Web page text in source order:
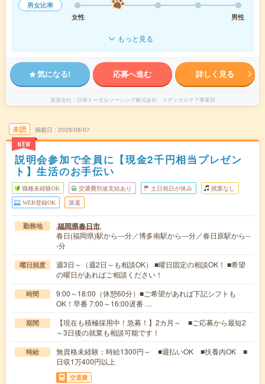
男女比率
女性
男性
もっと見る
気になる! 応募へ進む 詳しく見る
派遣会社 日研トータルソーシング株式会社 メディカルケア事業部
未読
NEW
掲載日 2026/08/07
説明会参加で全員に【現金2千円相当プレゼン
ト】生活のお手伝い
職種未経験OK 交通費別途支給あり 土日祝日が休み 残業なし
WEB登録OK 派遣
勤務地 福岡県春日市
春日(福岡県)駅から---分／博多南駅から---分／春日原駅から--
-分
曜日頻度
週3日～（週2日～も相談OK） ■曜日固定の相談OK！ ■希望
の曜日があればご相談ください！
時間
9:00～18:00（休憩60分）■ご希望があれば下記シフトも
OK！早番 7:00～16:00遅番 …
期間
【現在も積極採用中！急募！】2カ月～ ■ご応募から最短2
～3日後の就業も相談可能です！
時給
無資格未経験：時給1300円～ ■週払いOK ■扶養内OK ■
日収1万400円以上
交通費